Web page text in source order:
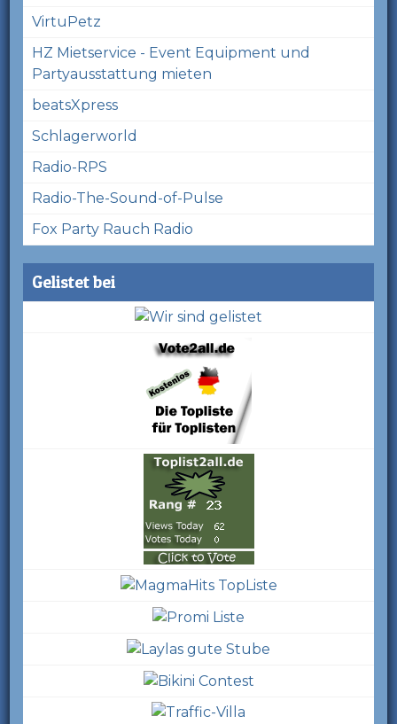
VirtuPetz
HZ Mietservice - Event Equipment und
Partyausstattung mieten
beatsXpress
Schlagerworld
Radio-RPS
Radio-The-Sound-of-Pulse
Fox Party Rauch Radio
Gelistet bei